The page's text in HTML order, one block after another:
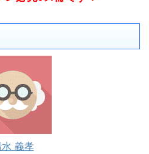
義孝